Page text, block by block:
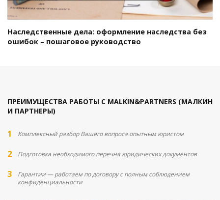
Наследственные дела: оформление наследства без
ошибок – пошаговое руководство
ПРЕИМУЩЕСТВА РАБОТЫ С MALKIN&PARTNERS (МАЛКИН
И ПАРТНЕРЫ)
Комплексный разбор Вашего вопроса опытным юристом
Подготовка необходимого перечня юридических документов
Гарантии — работаем по договору с полным соблюдением
конфиденциальности